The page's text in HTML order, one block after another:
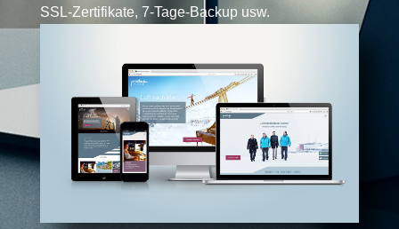
SSL-Zertifikate, 7-Tage-Backup usw.